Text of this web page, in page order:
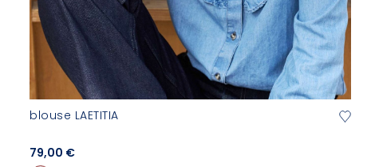
blouse LAETITIA
79,00 €